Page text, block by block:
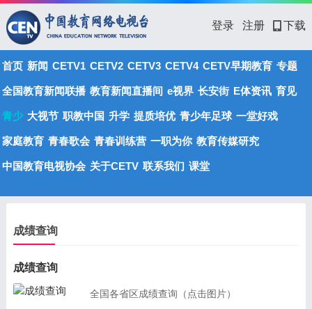
登录 注册 下载
首页 新闻 CETV1 CETV2 CETV3 CETV4 CETV早期教育 专题
全国教育新闻联播 教育新闻直播间 e视界 长安街 E体资讯 育见
青少 大视节 职教中国 升学 提质培优 青少年足球 一堂好戏
家庭教育 青春歌会 青春训练营 一职为你 教育传媒研究
中国教育电视协会 关于CETV 联系我们 课堂
成绩查询
成绩查询
全国各省区成绩查询（点击图片）